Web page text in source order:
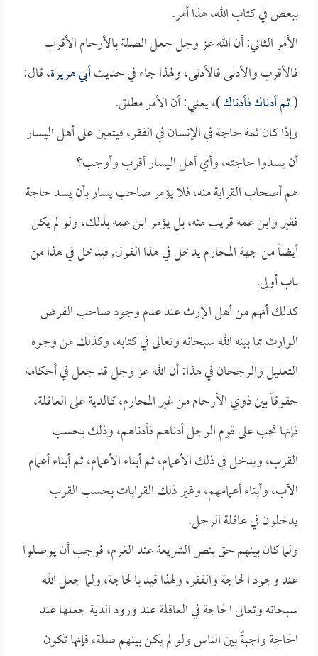
ببعض في كتاب الله، هذا أمر.
الأمر الثاني: أن الله عز وجل جعل الصلة بالأرحام الأقرب
فالأقرب والأدنى فالأدنى، ولهذا جاء في حديثأبي هريرة، قال:
(ثم أدناك فأدناك)، يعني: أن الأمر مطلق.
وإذا كان ثمة حاجة في الإنسان في الفقر، فيتعين على أهل اليسار
أن يسدوا حاجته، وأي أهل اليسار أقرب وأوجب؟
هم أصحاب القرابة منه، فلا يؤمر صاحب يسار بأن يسد حاجة
فقير وابن عمه قريب منه، بل يؤمر ابن عمه بذلك، ولو لم يكن
أيضاً من جهة المحارم يدخل في هذا القول, فيدخل في هذا من
باب أولى.
كذلك أنهم من أهل الإرث عند عدم وجود صاحب الفرض
الوارث مما بينه الله سبحانه وتعالى في كتابه، وكذلك من وجوه
التعليل والرجحان في هذا: أن الله عز وجل قد جعل في أحكامه
حقوقاً بين ذوي الأرحام من غير المحارم، كالدية على العاقلة،
فإنها تجب على قوم الرجل أدناهم فأدناهم، وذلك بحسب
القرب، ويدخل في ذلك الأعمام، ثم أبناء الأعمام، ثم أبناء أعمام
الأب، وأبناء أعمامهم، وغير ذلك القرابات بحسب القرب
يدخلون في عاقلة الرجل.
ولما كان بينهم حق بنص الشريعة عند الغرم، فوجب أن يوصلوا
عند وجود الحاجة والفقر، ولهذا قيد بالحاجة، ولما جعل الله
سبحانه وتعالى الحاجة في العاقلة عند ورود الدية جعلها عند
الحاجة واجبةً بين الناس ولو لم يكن بينهم صلة، فإنها تكون